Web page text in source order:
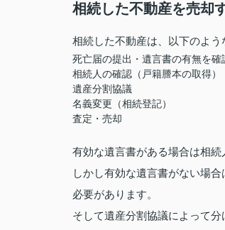
相続した不動産を売却
相続した不動産は、以下のよう
死亡届の提出・遺言書の有無を確
相続人の確認（戸籍謄本の取得）
遺産分割協議
名義変更（相続登記）
査定・売却
有効な遺言書がある場合は相続
しかし有効な遺言書がない場
必要があります。
そして遺産分割協議によって